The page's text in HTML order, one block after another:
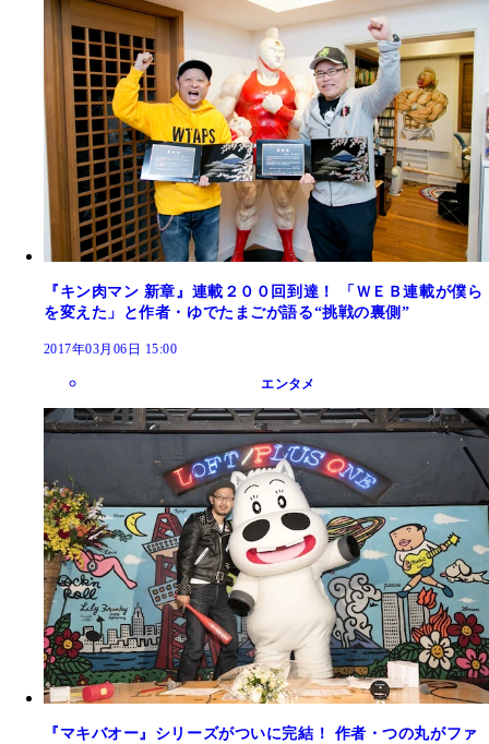
『キン肉マン 新章』連載２００回到達！ 「ＷＥＢ連載が僕ら
を変えた」と作者・ゆでたまごが語る“挑戦の裏側”
2017年03月06日 15:00
エンタメ
『マキバオー』シリーズがついに完結！ 作者・つの丸がファ